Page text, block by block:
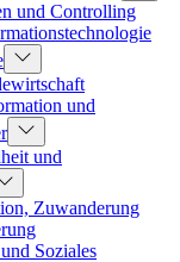
und Controlling
und
und
Zuwanderung
Soziales